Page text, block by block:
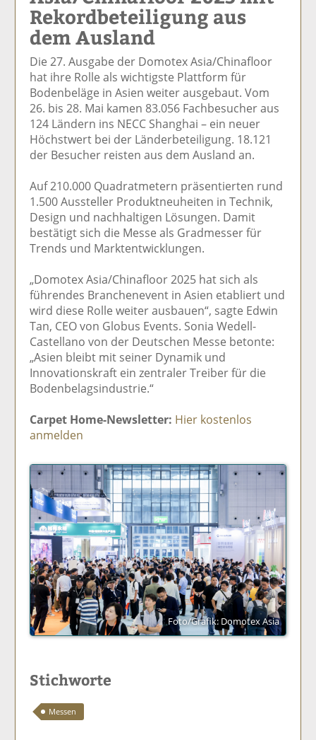
el
a
F
ac
e
b
o
o
k
il
e
n
el
t
tt
er
n
el
a
Li
n
k
e
di
n
te
e
n
E
ai
l
v
er
d
e
ck
Rekordbeteiligung aus
dem Ausland
Die 27. Ausgabe der Domotex Asia/Chinafloor
hat ihre Rolle als wichtigste Plattform für
Bodenbeläge in Asien weiter ausgebaut. Vom
26. bis 28. Mai kamen 83.056 Fachbesucher aus
124 Ländern ins NECC Shanghai – ein neuer
Höchstwert bei der Länderbeteiligung. 18.121
der Besucher reisten aus dem Ausland an.
Auf 210.000 Quadratmetern präsentierten rund
1.500 Aussteller Produktneuheiten in Technik,
Design und nachhaltigen Lösungen. Damit
bestätigt sich die Messe als Gradmesser für
Trends und Marktentwicklungen.
„Domotex Asia/Chinafloor 2025 hat sich als
führendes Branchenevent in Asien etabliert und
wird diese Rolle weiter ausbauen“, sagte Edwin
Tan, CEO von Globus Events. Sonia Wedell-
Castellano von der Deutschen Messe betonte:
„Asien bleibt mit seiner Dynamik und
Innovationskraft ein zentraler Treiber für die
Bodenbelagsindustrie.“
Carpet Home-Newsletter: Hier kostenlos
anmelden
Foto/Grafik: Domotex Asia
Stichworte
Messen